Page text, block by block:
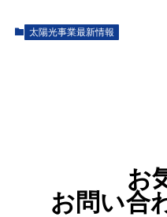
太陽光事業最新情報
お
お問い合